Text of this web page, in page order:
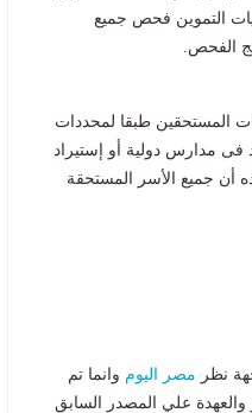
التموين فحص جميع
الفحص.
المستحقين طبقا لمحددات
فى مدارس دولية أو إستيراد
أن جميع الأسر المستحقة
نظر مصر اليوم وانما تم
علي المصدر السابق